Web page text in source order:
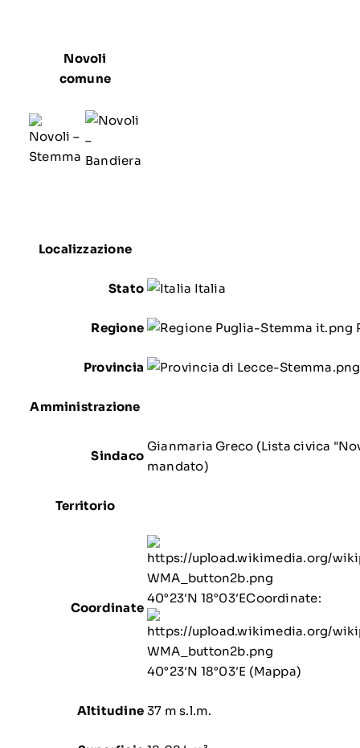
Novoli
comune
Localizzazione
Stato Italia
Regione
Provincia
Amministrazione
Sindaco
Gianmaria Greco (Lista civica
mandato)
Territorio
Coordinate
40°23′N 18°03′ECoordinate:
40°23′N 18°03′E (Mappa)
Altitudine 37 m s.l.m.